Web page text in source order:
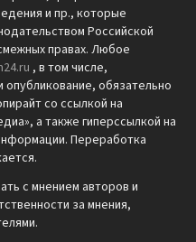
и пр., которые
Российской
правах. Любое
, в том числе,
обязательно
со ссылкой на
а также гиперссылкой на
Переработка
с мнением авторов и
за мнения,